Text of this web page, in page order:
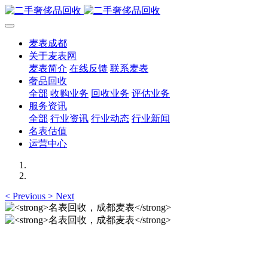
麦表成都
关于麦表网
麦表简介 在线反馈 联系麦表
奢品回收
全部 收购业务 回收业务 评估业务
服务资讯
全部 行业资讯 行业动态 行业新闻
名表估值
运营中心
< Previous > Next